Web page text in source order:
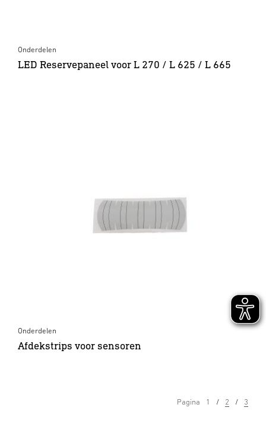
Onderdelen
LED Reservepaneel voor L 270 / L 625 / L 665
Onderdelen
Afdekstrips voor sensoren
Pagina 1 2 3